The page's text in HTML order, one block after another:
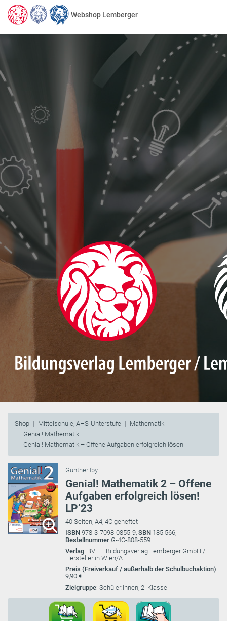
Webshop Lemberger
Shop Mittelschule, AHS-Unterstufe
Mathematik
Genial! Mathematik
Genial! Mathematik – Offene Aufgaben erfolgreich lösen!
Günther Iby
Genial! Mathematik 2 – Offene
Aufgaben erfolgreich lösen!
LP’23
40 Seiten, A4, 4C geheftet
ISBN 978-3-7098-0855-9, SBN 185.566,
Bestellnummer G-4C-808-559
Verlag: BVL – Bildungsverlag Lemberger GmbH /
Hersteller in Wien/A
Preis (Freiverkauf / außerhalb der Schulbuchaktion):
9,90 €
Zielgruppe: Schüler:innen, 2. Klasse